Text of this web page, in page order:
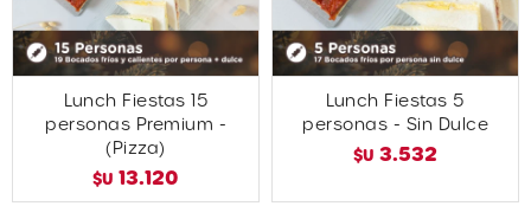
Lunch Fiestas 15
personas Premium -
(Pizza)
$U 13.120
Lunch Fiestas 5
personas - Sin Dulce
$U 3.532